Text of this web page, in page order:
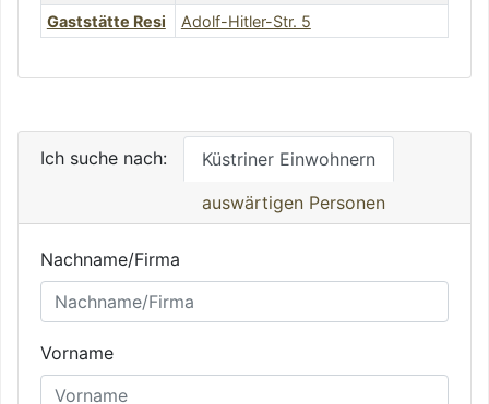
Gaststätte Resi
Adolf-Hitler-Str. 5
Ich suche nach:
Küstriner Einwohnern
auswärtigen Personen
Nachname/Firma
Vorname